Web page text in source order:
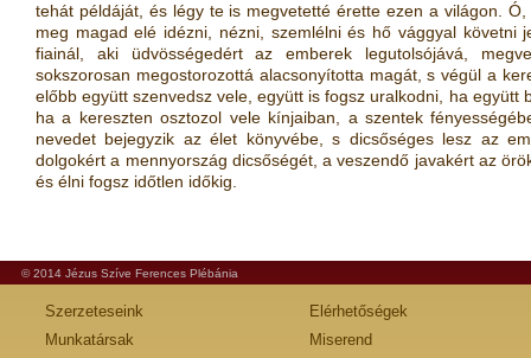
tehát példáját, és légy te is megvetetté érette ezen a világon.
meg magad elé idézni, nézni, szemlélni és hő vággyal követni
fiainál, aki üdvösségedért az emberek legutolsójává,
sokszorosan megostorozottá alacsonyította magát, s végül a
előbb együtt szenvedsz vele, együtt is fogsz uralkodni, ha együtt
ha a kereszten osztozol vele kínjaiban, a szentek
nevedet bejegyzik az élet könyvébe, s dicsőséges lesz az
dolgokért a mennyország dicsőségét, a veszendő javakért az
és élni fogsz időtlen időkig.
© 2014 Jézus Szíve Ferences Plébánia
Szerzeteseink
Munkatársak
Elérhetőségek
Miserend